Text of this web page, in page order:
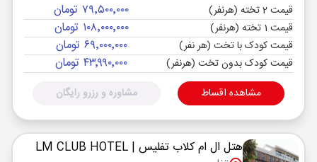
قیمت 2 تخته (هرنفر) ۷۹٬۵۰۰٬۰۰۰ تومان
قیمت 1 تخته (هرنفر) ۱۰۸٬۰۰۰٬۰۰۰ تومان
قیمت کودک با تخت (هر نفر) ۶۹٬۰۰۰٬۰۰۰ تومان
قیمت کودک بدون تخت (هرنفر) ۴۳٬۹۹۰٬۰۰۰ تومان
مشاهده اقساط مشاوره و رزرو رایگان
هتل ال ام کلاب تفلیس | LM CLUB HOTEL